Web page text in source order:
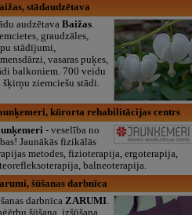
stādaudzētava
audzētavaBaižas.
graudzāles,
stādījumi,
vasaras puķes,
balkoniem. 700 veidu
šķirņu ziemciešu stādi.
kūrorta rehabilitācijas centrs
- veselība no
Jaunākās fizikālās
metodes, fizioterapija, ergoterapija,
balneoterapija.
šūšanas darbnīca
darbnīcaZARUMI.
šūšana, izšūšana,